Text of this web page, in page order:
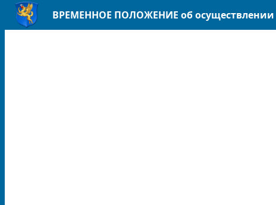
ВРЕМЕННОЕ ПОЛОЖЕНИЕ об осуществлении